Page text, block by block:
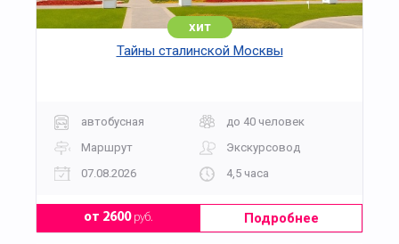
хит
Тайны сталинской Москвы
автобусная
до 40 человек
Маршрут
Экскурсовод
07.08.2026
4,5 часа
от 2600руб. Подробнее